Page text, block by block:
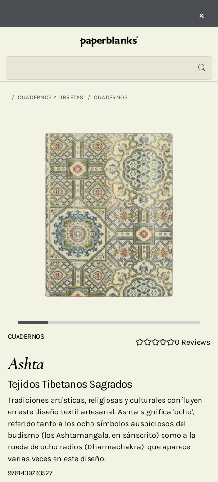
×
CUADERNOS Y LIBRETAS CUADERNOS
CUADERNOS
0 Reviews
Ashta
Tejidos Tibetanos Sagrados
Tradiciones artísticas, religiosas y culturales confluyen
en este diseño textil artesanal. Ashta significa 'ocho',
referido tanto a los ocho símbolos auspiciosos del
budismo (los Ashtamangala, en sánscrito) como a la
rueda de ocho radios (Dharmachakra), que aparece
varias veces en este diseño.
9781439793527